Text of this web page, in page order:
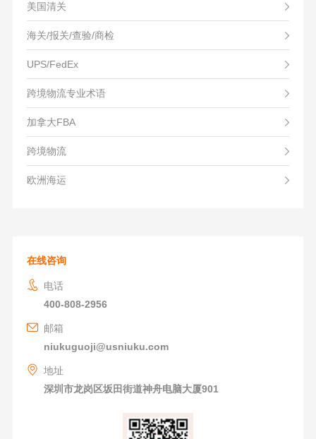
美国清关
海关/报关/查验/商检
UPS/FedEx
跨境物流专业术语
加拿大FBA
跨境物流
欧洲海运
在线咨询
电话
400-808-2956
邮箱
niukuguoji@usniuku.com
地址
深圳市龙岗区坂田街道神舟电脑大厦901